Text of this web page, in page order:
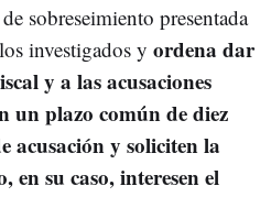
sobreseimiento presentada
investigados y ordena dar
y a las acusaciones
un plazo común de diez
acusación y soliciten la
su caso, interesen el